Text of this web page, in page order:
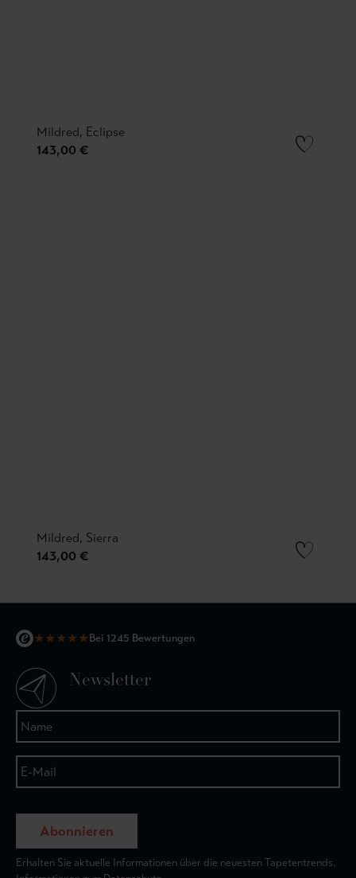
Mildred, Eclipse
143,00 €
Mildred, Sierra
143,00 €
★★★★★Bei 1245 Bewertungen
Newsletter
Abonnieren
Erhalten Sie aktuelle Informationen über die neuesten Tapetentrends.